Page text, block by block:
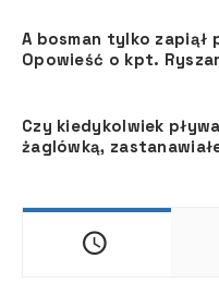
A bosman tylko zapiął
Opowieść o kpt.
Czy kiedykolwiek
żaglówką,
żaglami przy
adaptacjach?